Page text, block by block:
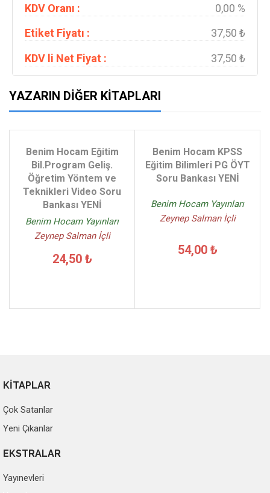
KDV Oranı :
0,00 %
Etiket Fiyatı :
37,50 ₺
KDV li Net Fiyat :
37,50 ₺
YAZARIN DIĞER KITAPLARI
Benim Hocam Eğitim
Bil.Program Geliş.
Öğretim Yöntem ve
Teknikleri Video Soru
Bankası YENİ
Benim Hocam Yayınları
Zeynep Salman İçli
24,50 ₺
Benim Hocam KPSS
Eğitim Bilimleri PG ÖYT
Soru Bankası YENİ
Benim Hocam Yayınları
Zeynep Salman İçli
54,00 ₺
KİTAPLAR
Çok Satanlar
Yeni Çıkanlar
EKSTRALAR
Yayınevleri